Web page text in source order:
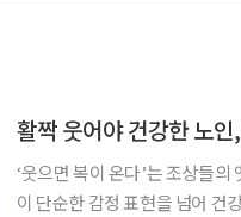
활짝 웃어야 건강한 노
‘웃으면 복이 온다’는 조상들
이 단순한 감정 표현을 넘어 건